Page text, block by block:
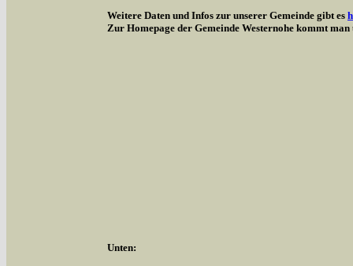
Weitere Daten und Infos zur unserer Gemeinde gibt es
Zur Homepage der Gemeinde Westernohe kommt
Unten: